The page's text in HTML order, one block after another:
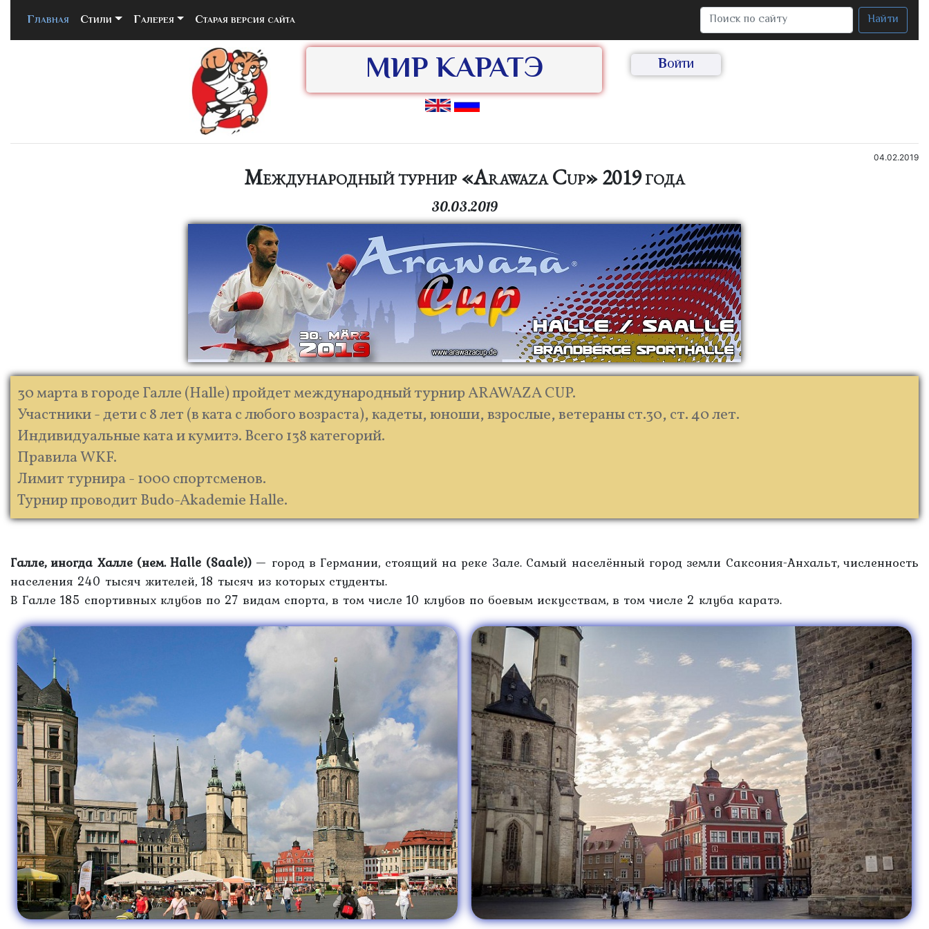
Главная (current)
Стили Галерея Старая версия сайта Найти
МИР КАРАТЭ Войти
04.02.2019
Международный турнир «Arawaza Cup» 2019 года
30.03.2019
30 марта в городе Галле (Halle) пройдет международный турнир ARAWAZA CUP.
Участники - дети с 8 лет (в ката с любого возраста), кадеты, юноши, взрослые, ветераны ст.30, ст. 40 лет.
Индивидуальные ката и кумитэ. Всего 138 категорий.
Правила WKF.
Лимит турнира - 1000 спортсменов.
Турнир проводит Budo-Akademie Hallе.
Галле, иногда Халле (нем. Halle (Saale))— город в Германии, стоящий на реке Зале. Самый населённый город земли Саксония-Анхальт, численность
населения 240 тысяч жителей, 18 тысяч из которых студенты.
В Галле 185 спортивных клубов по 27 видам спорта, в том числе 10 клубов по боевым искусствам, в том числе 2 клуба каратэ.